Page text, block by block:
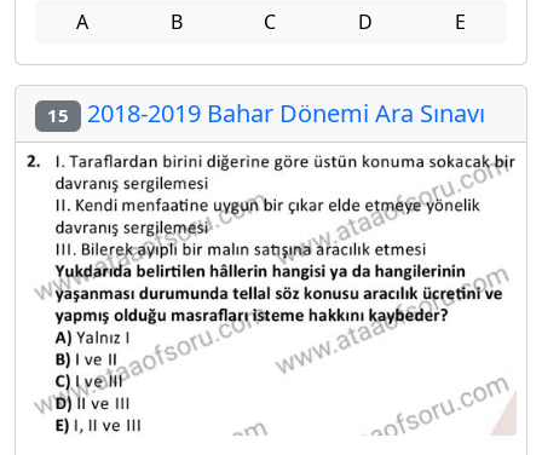
A B C D E
15 2018-2019 Bahar Dönemi Ara Sınavı